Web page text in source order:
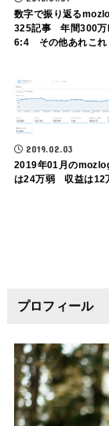
数字で振り返る
325記事 年間300
6:4 その他あれこれ
2019.02.03
2019年01月の
は24万弱 収益は12
プロフィール